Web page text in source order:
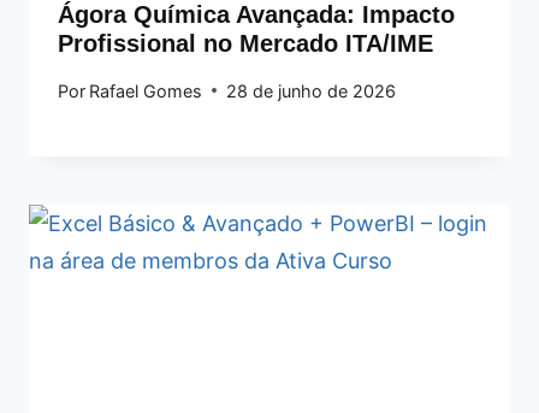
Ágora Química Avançada: Impacto
Profissional no Mercado ITA/IME
Por Rafael Gomes 28 de junho de 2026